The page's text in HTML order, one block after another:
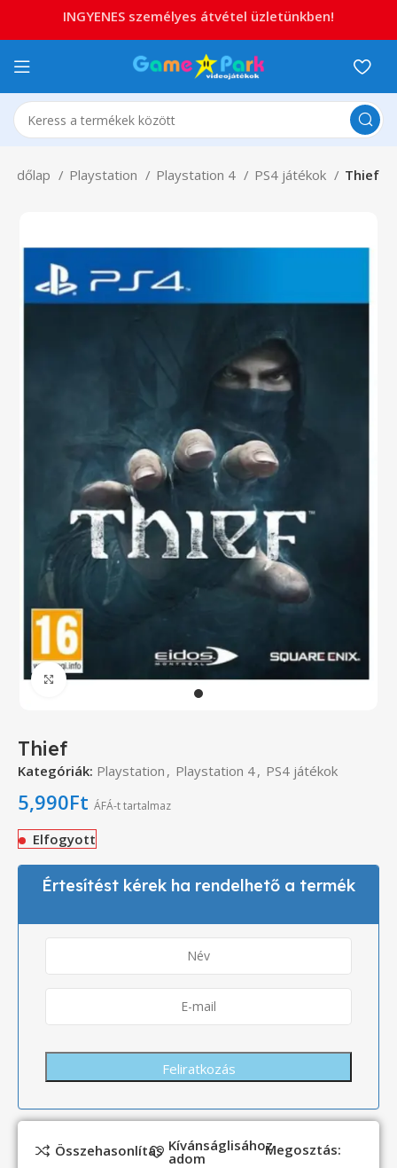
Playstation Playstation 4 PS4 játékok Thief
Click to enlarge
Thief
Kategóriák: Playstation , Playstation 4, PS4 játékok
5,990Ft ÁFÁ-t tartalmaz
Elfogyott
Értesítést kérek ha rendelhető a termék
Összehasonlítás Kívánságlisához
adom Megosztás:
INGYENES személyes átvétel üzletünkben!